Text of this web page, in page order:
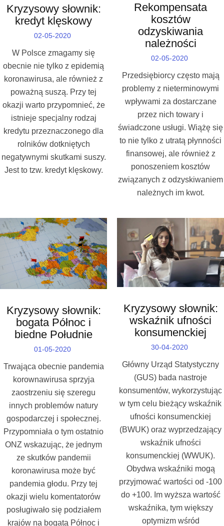
Kryzysowy słownik:
kredyt klęskowy
02-05-2020
W Polsce zmagamy się
obecnie nie tylko z epidemią
koronawirusa, ale również z
poważną suszą. Przy tej
okazji warto przypomnieć, że
istnieje specjalny rodzaj
kredytu przeznaczonego dla
rolników dotkniętych
negatywnymi skutkami suszy.
Jest to tzw. kredyt klęskowy.
Rekompensata
kosztów
odzyskiwania
należności
02-05-2020
Przedsiębiorcy często mają
problemy z nieterminowymi
wpływami za dostarczane
przez nich towary i
świadczone usługi. Wiążę się
to nie tylko z utratą płynności
finansowej, ale również z
ponoszeniem kosztów
związanych z odzyskiwaniem
należnych im kwot.
Kryzysowy słownik:
bogata Północ i
biedne Południe
01-05-2020
Trwająca obecnie pandemia
korownawirusa sprzyja
zaostrzeniu się szeregu
innych problemów natury
gospodarczej i społecznej.
Przypomniała o tym ostatnio
ONZ wskazując, że jednym
ze skutków pandemii
koronawirusa może być
pandemia głodu. Przy tej
okazji wielu komentatorów
posługiwało się podziałem
krajów na bogatą Północ i
Kryzysowy słownik:
wskaźnik ufności
konsumenckiej
30-04-2020
Główny Urząd Statystyczny
(GUS) bada nastroje
konsumentów, wykorzystując
w tym celu bieżący wskaźnik
ufności konsumenckiej
(BWUK) oraz wyprzedzający
wskaźnik ufności
konsumenckiej (WWUK).
Obydwa wskaźniki mogą
przyjmować wartości od -100
do +100. Im wyższa wartość
wskaźnika, tym większy
optymizm wśród